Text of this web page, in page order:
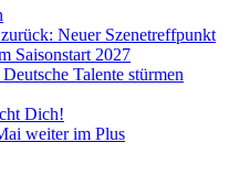
Neuer Szenetreffpunkt
Saisonstart 2027
Talente stürmen
Dich!
weiter im Plus